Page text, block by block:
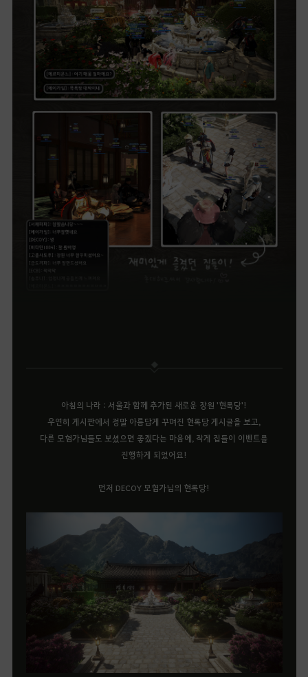
아침의 나라 : 서울과 함께 추가된 새로운 장원 '현록당'!
우연히 게시판에서 정말 아름답게 꾸며진 현록당 게시글을 보고,
다른 모험가님들도 보셨으면 좋겠다는 마음에, 작게 집들이 이벤트를
진행하게 되었어요!
먼저 DECOY 모험가님의 현록당!